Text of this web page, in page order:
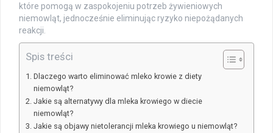
które pomogą w zaspokojeniu potrzeb żywieniowych
niemowląt, jednocześnie eliminując ryzyko niepożądanych
reakcji.
Spis treści
Dlaczego warto eliminować mleko krowie z diety
niemowląt?
Jakie są alternatywy dla mleka krowiego w diecie
niemowląt?
Jakie są objawy nietolerancji mleka krowiego u niemowląt?